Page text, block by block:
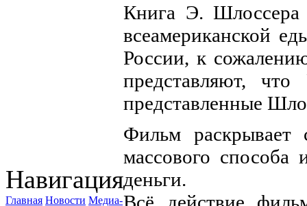
Навигация
Главная Новости Медиа-
Книга Э. Шлоссера
всеамериканской
России, к
представляют,
представленные
Фильм раскрывает
массового способа
деньги.